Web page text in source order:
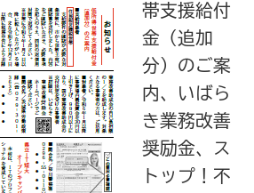
帯支援給付
金（追加
分）のご案
内、いばら
き業務改善
奨励金、ス
トップ！不